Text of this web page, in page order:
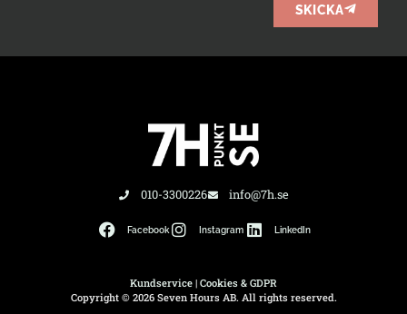
SKICKA
010-3300226 info@7h.se
Facebook Instagram LinkedIn
Kundservice | Cookies & GDPR
Copyright © 2026 Seven Hours AB. All rights reserved.